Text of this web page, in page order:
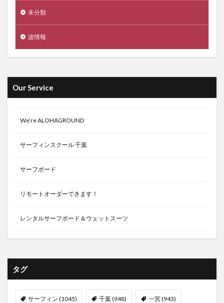
未分類
波情報
Our Service
We’re ALOHAGROUND
サーフィンスクール 千葉
サーフボード
リモートオーダーできます！
レンタルサーフボード＆ウェットスーツ
タグ
サーフィン (1045) 千葉(948) 一宮(943)